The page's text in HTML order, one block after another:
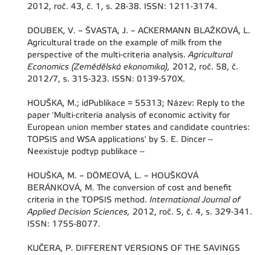
2012, roč. 43, č. 1, s. 28-38. ISSN: 1211-3174.
DOUBEK, V. – ŠVASTA, J. – ACKERMANN BLAŽKOVÁ, L.
Agricultural trade on the example of milk from the
perspective of the multi-criteria analysis.Agricultural
Economics (Zemědělská ekonomika), 2012, roč. 58, č.
2012/7, s. 315-323. ISSN: 0139-570X.
HOUŠKA, M.; idPublikace = 55313; Název: Reply to the
paper 'Multi-criteria analysis of economic activity for
European union member states and candidate countries:
TOPSIS and WSA applications' by S. E. Dincer --
Neexistuje podtyp publikace --
HOUŠKA, M. – DÖMEOVÁ, L. – HOUŠKOVÁ
BERÁNKOVÁ, M. The conversion of cost and benefit
criteria in the TOPSIS method. International Journal of
Applied Decision Sciences, 2012, roč. 5, č. 4, s. 329-341.
ISSN: 1755-8077.
KUČERA, P. DIFFERENT VERSIONS OF THE SAVINGS